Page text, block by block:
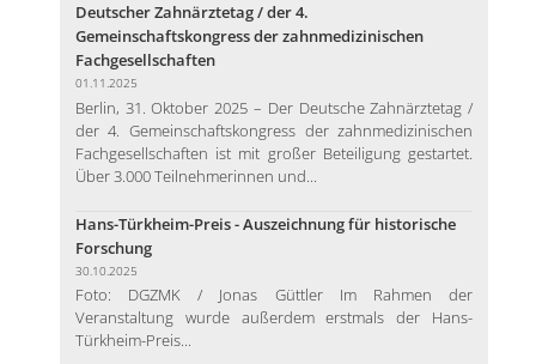
Deutscher Zahnärztetag / der 4.
Gemeinschaftskongress der zahnmedizinischen
Fachgesellschaften
01.11.2025
Berlin, 31. Oktober 2025 – Der Deutsche Zahnärztetag /
der 4. Gemeinschaftskongress der zahnmedizinischen
Fachgesellschaften ist mit großer Beteiligung gestartet.
Über 3.000 Teilnehmerinnen und...
Hans-Türkheim-Preis - Auszeichnung für historische
Forschung
30.10.2025
Foto: DGZMK / Jonas Güttler Im Rahmen der
Veranstaltung wurde außerdem erstmals der Hans-
Türkheim-Preis...